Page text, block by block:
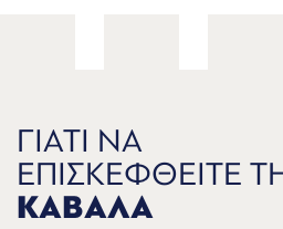
ΓΙΑΤΙ ΝΑ
ΕΠΙΣΚΕΦΘΕΙΤΕ
ΚΑΒΑΛΑ